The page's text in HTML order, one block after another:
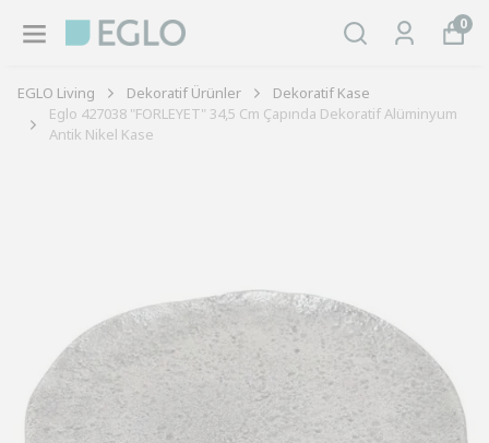
0
EGLO Living Dekoratif Ürünler
Dekoratif Kase
Eglo 427038 "FORLEYET" 34,5 Cm Çapında Dekoratif Alüminyum
Antik Nikel Kase